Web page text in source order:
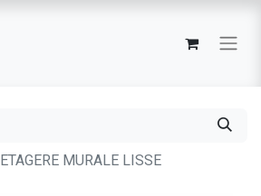
ETAGERE MURALE LISSE